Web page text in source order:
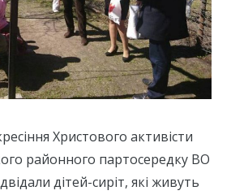
Христового активісти
районного партосередку ВО
дітей-сиріт, які живуть